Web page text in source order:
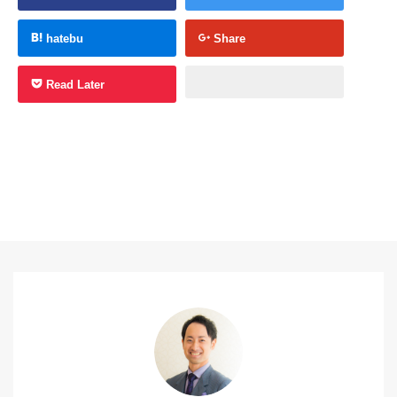
hatebu Share
Read Later